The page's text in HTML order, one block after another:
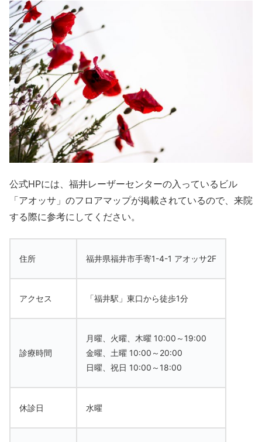
公式HPには、福井レーザーセンターの入っているビル
「アオッサ」のフロアマップが掲載されているので、来院
する際に参考にしてください。
住所 福井県福井市手寄1-4-1 アオッサ2F
アクセス 「福井駅」東口から徒歩1分
診療時間
月曜、火曜、木曜 10:00～19:00
金曜、土曜 10:00～20:00
日曜、祝日 10:00～18:00
休診日 水曜